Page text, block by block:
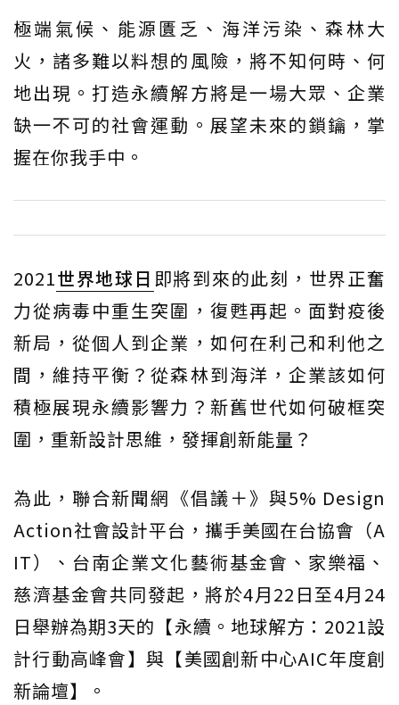
極端氣候、能源匱乏、海洋污染、森林大
火，諸多難以料想的風險，將不知何時、何
地出現。打造永續解方將是一場大眾、企業
缺一不可的社會運動。展望未來的鎖鑰，掌
握在你我手中。
2021世界地球日 即將到來的此刻，世界正奮
力從病毒中重生突圍，復甦再起。面對疫後
新局，從個人到企業，如何在利己和利他之
間，維持平衡？從森林到海洋，企業該如何
積極展現永續影響力？新舊世代如何破框突
圍，重新設計思維，發揮創新能量？
為此，聯合新聞網《倡議＋》與5% Design
Action社會設計平台，攜手美國在台協會（A
IT）、台南企業文化藝術基金會、家樂福、
慈濟基金會共同發起，將於4月22日至4月24
日舉辦為期3天的【永續。地球解方：2021設
計行動高峰會】與【美國創新中心AIC年度創
新論壇】。